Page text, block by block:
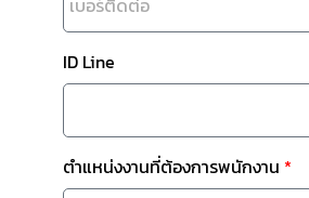
ID Line
ตำแหน่งงานที่ต้องการพนักงาน